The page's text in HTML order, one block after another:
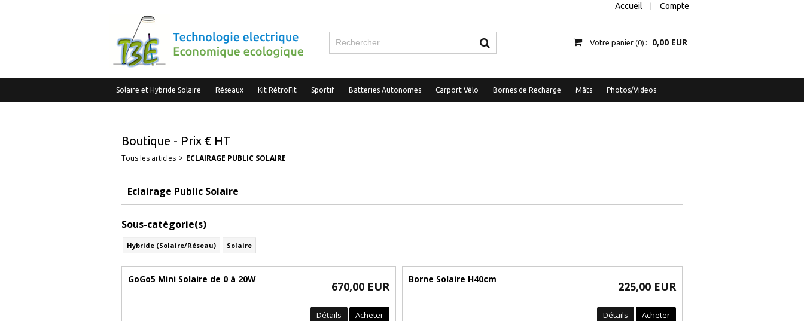
Accueil Compte
Votre panier 0 0,00 EUR
Solaire et Hybride Solaire Réseaux Kit RétroFit Sportif Batteries Autonomes Carport Vélo Bornes de Recharge Mâts Photos/Videos
Boutique - Prix € HT
Tous les articles > ECLAIRAGE PUBLIC SOLAIRE
Eclairage Public Solaire
Sous-catégorie(s)
Hybride (Solaire/Réseau) Solaire
GoGo5 Mini Solaire de 0 à 20W
670,00 EUR
Détails Acheter
Borne Solaire H40cm
225,00 EUR
Détails Acheter